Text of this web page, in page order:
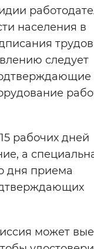
населения в
следует
рабочих дней
а
дня приема
может